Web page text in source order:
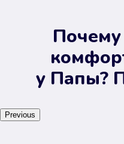
у Папы?
Previous